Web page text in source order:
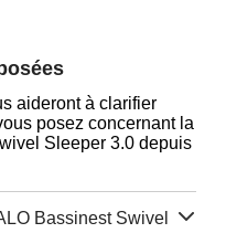
aideront à clarifier
posez concernant la
Sleeper 3.0 depuis
Bassinest Swivel